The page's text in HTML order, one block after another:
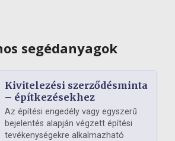
segédanyagok
Kivitelezési szerződésminta
– építkezésekhez
Az építési engedély vagy egyszerű
bejelentés alapján végzett építési
tevékenységekre alkalmazható